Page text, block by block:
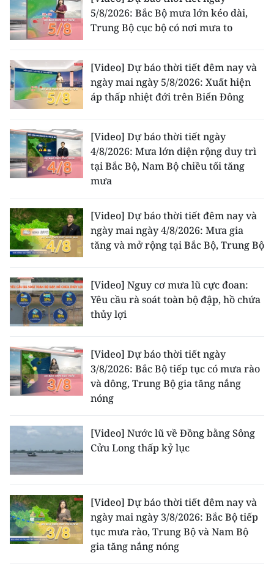
ENGLISH
中文
FRANÇAIS
РУССКИЙ
한국어
5/8/2026: Bắc Bộ mưa lớn kéo dài,
Trung Bộ cục bộ có nơi mưa to
[Video] Dự báo thời tiết đêm nay và
ngày mai ngày 5/8/2026: Xuất hiện
áp thấp nhiệt đới trên Biển Đông
[Video] Dự báo thời tiết ngày
4/8/2026: Mưa lớn diện rộng duy trì
tại Bắc Bộ, Nam Bộ chiều tối tăng
mưa
[Video] Dự báo thời tiết đêm nay và
ngày mai ngày 4/8/2026: Mưa gia
tăng và mở rộng tại Bắc Bộ, Trung Bộ
[Video] Nguy cơ mưa lũ cực đoan:
Yêu cầu rà soát toàn bộ đập, hồ chứa
thủy lợi
[Video] Dự báo thời tiết ngày
3/8/2026: Bắc Bộ tiếp tục có mưa rào
và dông, Trung Bộ gia tăng nắng
nóng
[Video] Nước lũ về Đồng bằng Sông
Cửu Long thấp kỷ lục
[Video] Dự báo thời tiết đêm nay và
ngày mai ngày 3/8/2026: Bắc Bộ tiếp
tục mưa rào, Trung Bộ và Nam Bộ
gia tăng nắng nóng